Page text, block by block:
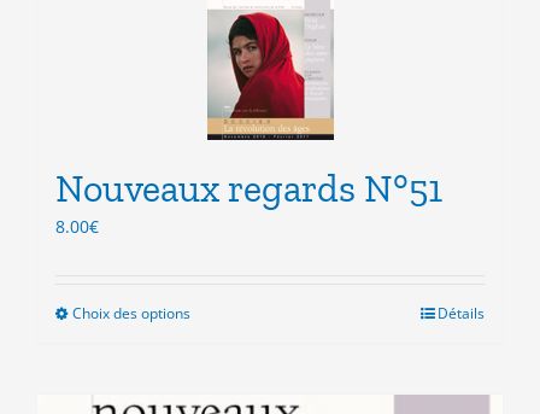
Les
options
peuvent
être
choisies
sur
page
Nouveaux regards N°51
8.00€
Choix des optionsCe
Détails